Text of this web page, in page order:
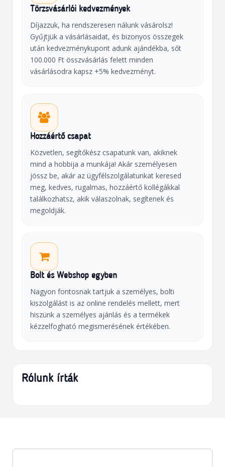
Törzsvásárlói kedvezmények
Díjazzuk, ha rendszeresen nálunk vásárolsz!
Gyűjtjük a vásárlásaidat, és bizonyos összegek
után kedvezménykupont adunk ajándékba, sőt
100.000 Ft összvásárlás felett minden
vásárlásodra kapsz +5% kedvezményt.
Hozzáértő csapat
Közvetlen, segítőkész csapatunk van, akiknek
mind a hobbija a munkája! Akár személyesen
jössz be, akár az ügyfélszolgálatunkat keresed
meg, kedves, rugalmas, hozzáértő kollégákkal
találkozhatsz, akik válaszolnak, segítenek és
megoldják.
Bolt és Webshop egyben
Nagyon fontosnak tartjuk a személyes, bolti
kiszolgálást is az online rendelés mellett, mert
hiszünk a személyes ajánlás és a termékek
kézzelfogható megismerésének értékében.
Rólunk írták